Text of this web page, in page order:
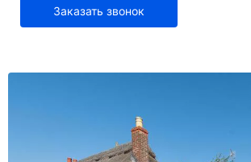
Заказать звонок